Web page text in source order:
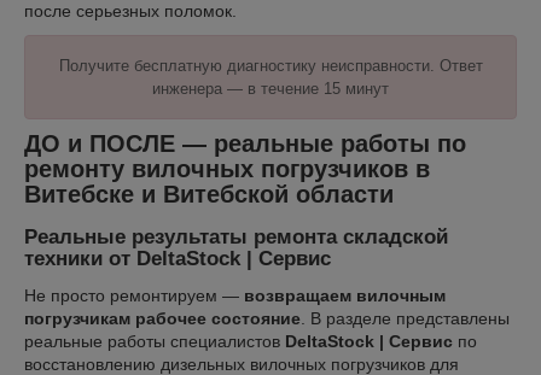
после серьезных поломок.
Получите бесплатную диагностику неисправности. Ответ
инженера — в течение 15 минут
ДО и ПОСЛЕ — реальные работы по
ремонту вилочных погрузчиков в
Витебске и Витебской области
Реальные результаты ремонта складской
техники от DeltaStock | Сервис
Не просто ремонтируем — возвращаем вилочным
погрузчикам рабочее состояние . В разделе представлены
реальные работы специалистов DeltaStock | Сервис по
восстановлению дизельных вилочных погрузчиков для